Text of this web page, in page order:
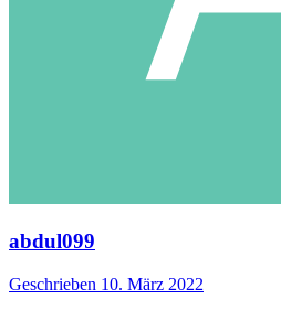
abdul099
Geschrieben 10. März 2022